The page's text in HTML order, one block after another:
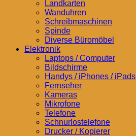
Landkarten
Wanduhren
Schreibmaschinen
Spinde
Diverse Büromöbel
Elektronik
Laptops / Computer
Bildschirme
Handys / iPhones / iPads
Fernseher
Kameras
Mikrofone
Telefone
Schnurlostelefone
Drucker / Kopierer